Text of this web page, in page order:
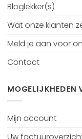
Bloglekker(s)
Wat onze klanten
Meld je aan voor
Contact
MOGELIJKHEDEN
Mijn account